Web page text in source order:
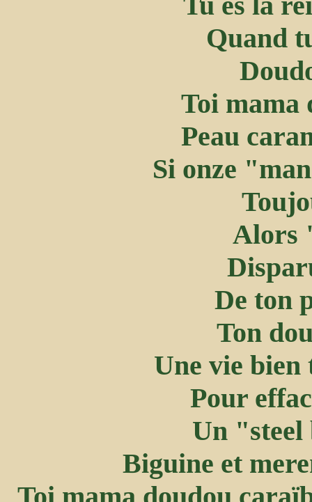
Quand
Toi mama
Peau
Si onze
Alors
De ton
Ton
Une vie bien
Pour
Un
Biguine et